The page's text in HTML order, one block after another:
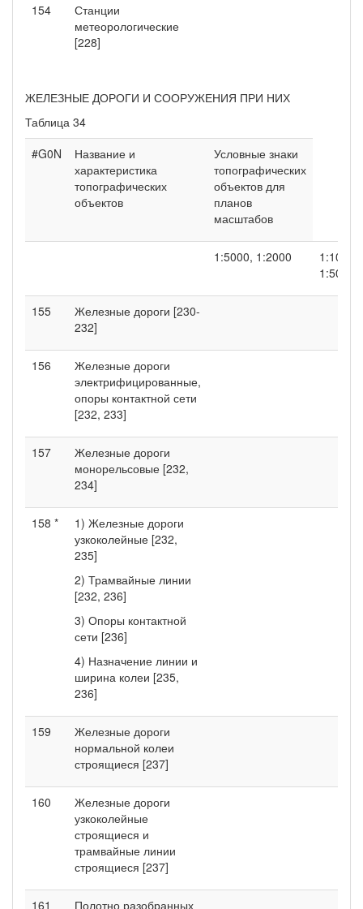
154
Станции
метеорологические
[228]
ЖЕЛЕЗНЫЕ ДОРОГИ И СООРУЖЕНИЯ ПРИ НИХ
Таблица 34
#G0N
Название и
характеристика
топографических
объектов
Условные знаки
топографических
объектов для
планов
масштабов
1:5000, 1:2000
1:1000,
1:500
155
Железные дороги [230-
232]
156
Железные дороги
электрифицированные,
опоры контактной сети
[232, 233]
157
Железные дороги
монорельсовые [232,
234]
158 *
1) Железные дороги
узкоколейные [232,
235]
2) Трамвайные линии
[232, 236]
3) Опоры контактной
сети [236]
4) Назначение линии и
ширина колеи [235,
236]
159
Железные дороги
нормальной колеи
строящиеся [237]
160
Железные дороги
узкоколейные
строящиеся и
трамвайные линии
строящиеся [237]
161 Полотно разобранных